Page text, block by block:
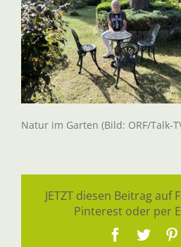
Natur im Garten (Bild: ORF/Talk-
JETZT diesen Beitrag auf
Pinterest oder per
Facebook